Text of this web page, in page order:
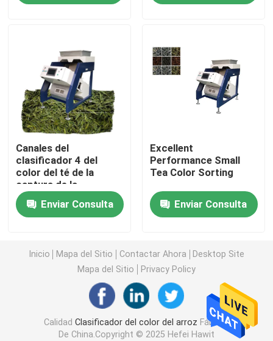
clasificador del color del grano
Clasificador del color del trigo
clasificador del color del anacardo
clasificador del color del cacahuete
Los granos de café colorean el clasificador
Clasificador del color de la especia
clasificador del color del sésamo
Clasificador Nuts del color
Canales del
clasificador 4 del
color del té de la
captura de la
proyección de imagen
de Toshiba HD
Enviar Consulta
Excellent
Performance Small
Tea Color Sorting
Enviar Consulta
Inicio Mapa del Sitio Contactar Ahora
Desktop Site
Mapa del Sitio
Privacy Policy
CalidadClasificador del color del arroz Fábrica
De China.Copyright © 2025 Hefei Hawit